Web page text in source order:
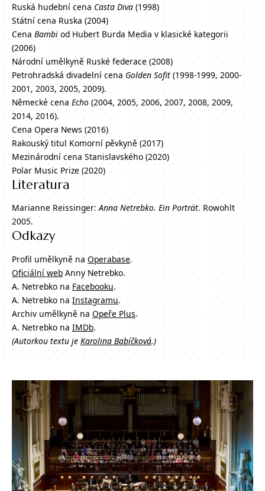
Ruská hudební cenaCasta Diva (1998)
Státní cena Ruska (2004)
Cena Bambi od Hubert Burda Media v klasické kategorii
(2006)
Národní umělkyně Ruské federace (2008)
Petrohradská divadelní cena Golden Sofit(1998-1999, 2000-
2001, 2003, 2005, 2009).
Německé cena Echo (2004, 2005, 2006, 2007, 2008, 2009,
2014, 2016).
Cena Opera News (2016)
Rakouský titul Komorní pěvkyně (2017)
Mezinárodní cena Stanislavského (2020)
Polar Music Prize (2020)
Literatura
Marianne Reissinger:Anna Netrebko. Ein Porträt. Rowohlt
2005.
Odkazy
Profil umělkyně na Operabase.
Oficiální web Anny Netrebko.
A. Netrebko na Facebooku.
A. Netrebko na Instagramu.
Archiv umělkyně na Opeře Plus.
A. Netrebko na IMDb.
(Autorkou textu je Karolina Babíčková.)